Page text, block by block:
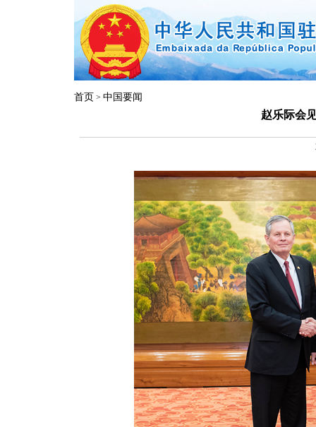
首页 > 中国要闻
赵乐际会